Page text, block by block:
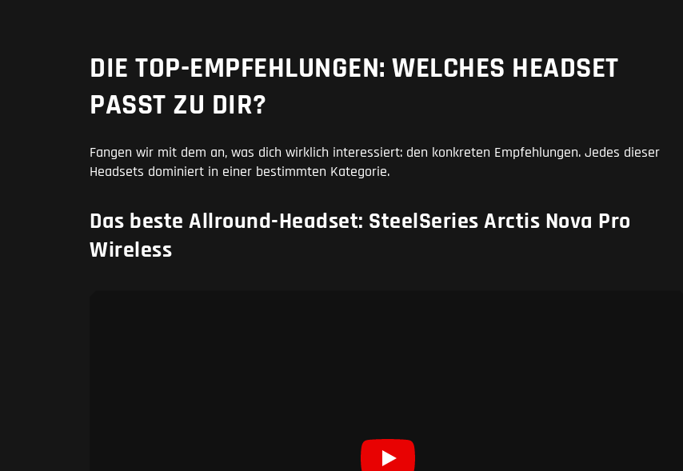
DIE TOP-EMPFEHLUNGEN: WELCHES HEADSET
PASST ZU DIR?
Fangen wir mit dem an, was dich wirklich interessiert: den konkreten Empfehlungen. Jedes dieser
Headsets dominiert in einer bestimmten Kategorie.
Das beste Allround-Headset: SteelSeries Arctis Nova Pro
Wireless